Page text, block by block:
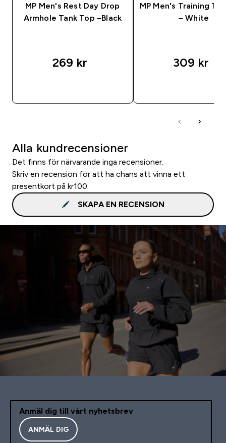
MP Men's Rest Day Drop
Armhole Tank Top –Black
269 kr‎
MP Men's Training
– White
309 kr‎
Alla kundrecensioner
Det finns för närvarande inga recensioner.
Skriv en recension för att ha chans att vinna ett
presentkort på kr100.
SKAPA EN RECENSION
Anmäl dig till vårt nyhetsbrev
ANMÄL DIG